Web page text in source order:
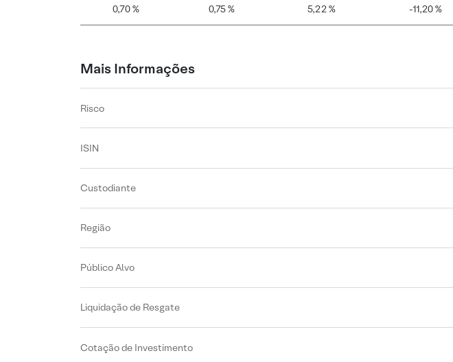
0,70 % 0,75 % 5,22 % -11,20 %
Mais Informações
Risco
ISIN
Custodiante
Região
Público Alvo
Liquidação de Resgate
Cotação de Investimento